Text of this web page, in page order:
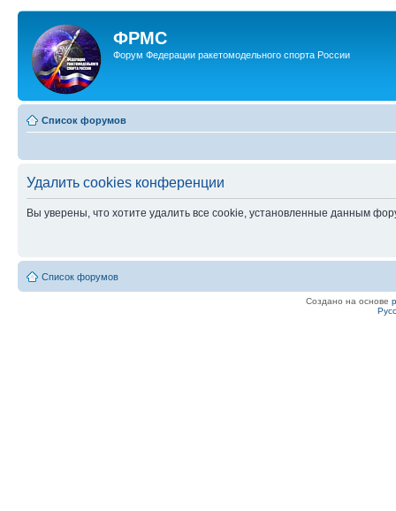
ФРМС
Форум Федерации ракетомодельного спорта России
Список форумов
Удалить cookies конференции
Вы уверены, что хотите удалить все cookie, установленные данным
Список форумов
Создано на основе